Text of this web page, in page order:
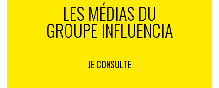
LES MÉDIAS DU
GROUPE INFLUENCIA
JE CONSULTE